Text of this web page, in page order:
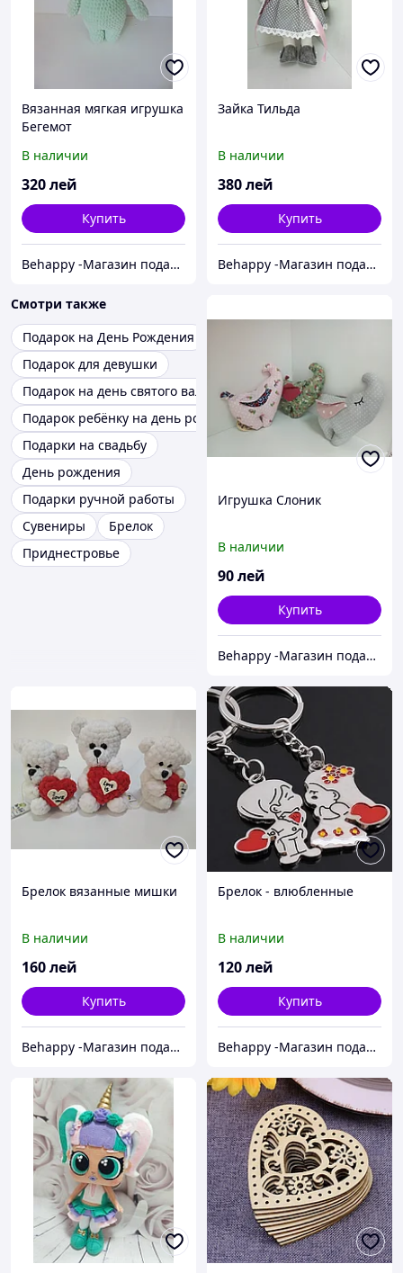
Вязанная мягкая игрушка
Бегемот
В наличии
320лей
Купить
Behappy -Магазин подарков ручной работы
Зайка Тильда
В наличии
380лей
Купить
Behappy -Магазин подарков ручной работы
Смотри также
Подарок на День Рождения
Подарок для девушки
Подарок на день святого валентина
Подарок ребёнку на день рождения
Подарки на свадьбу
День рождения
Подарки ручной работы
Сувениры
Брелок
Приднестровье
Игрушка Слоник
В наличии
90лей
Купить
Behappy -Магазин подарков ручной работы
Брелок вязанные мишки
В наличии
160лей
Купить
Behappy -Магазин подарков ручной работы
Брелок - влюбленные
В наличии
120лей
Купить
Behappy -Магазин подарков ручной работы